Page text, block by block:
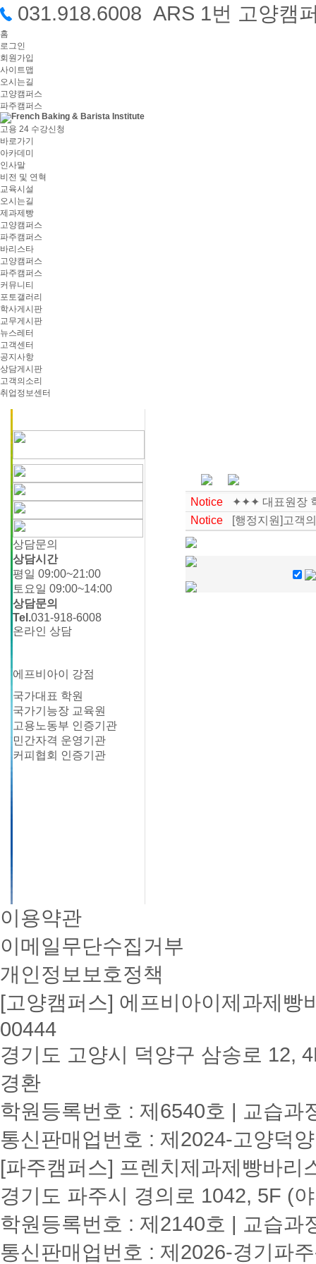
031.918.6008 ARS 1번 고양캠
홈
로그인
회원가입
사이트맵
오시는길
고양캠퍼스
파주캠퍼스
고용 24 수강신청
바로가기
아카데미
인사말
비전 및 연혁
교육시설
오시는길
제과제빵
고양캠퍼스
파주캠퍼스
바리스타
고양캠퍼스
파주캠퍼스
커뮤니티
포토갤러리
학사게시판
교무게시판
뉴스레터
고객센터
공지사항
상담게시판
고객의소리
취업정보센터
상담문의
상담시간
평일 09:00~21:00
토요일 09:00~14:00
상담문의
Tel.031-918-6008
온라인 상담
에프비아이 강점
국가대표 학원
국가기능장 교육원
고용노동부 인증기관
민간자격 운영기관
커피협회 인증기관
Notice
✦✦✦ 대표원장
Notice
[행정지원]고객
이용약관
이메일무단수집거부
개인정보보호정책
[고양캠퍼스] 에프비아이제과제빵
00444
경기도 고양시 덕양구 삼송로 12,
경환
학원등록번호 : 제6540호 | 교습과
통신판매업번호 : 제2024-고양덕
[파주캠퍼스] 프렌치제과제빵바리
경기도 파주시 경의로 1042, 5F (
학원등록번호 : 제2140호 | 교습과
통신판매업번호 : 제2026-경기파